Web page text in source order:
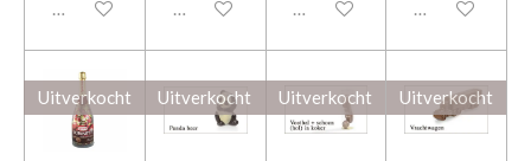
Uitgeschakeld Uitgeschakeld Uitgeschakeld Uitgeschakeld
Uitverkocht Uitverkocht Uitverkocht Uitverkocht